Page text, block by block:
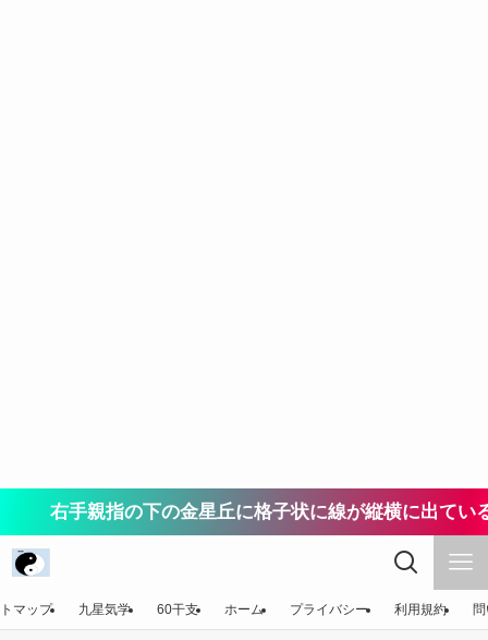
右手親指の下の金星丘に格子状に線が縦横に出てい
マップ 九星気学 60干支 ホーム プライバシー 利用規約